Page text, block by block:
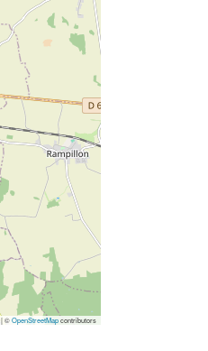
|©OpenStreetMapcontributors